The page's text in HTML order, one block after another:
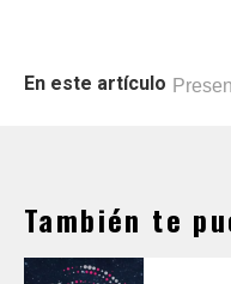
En este artículo
También te